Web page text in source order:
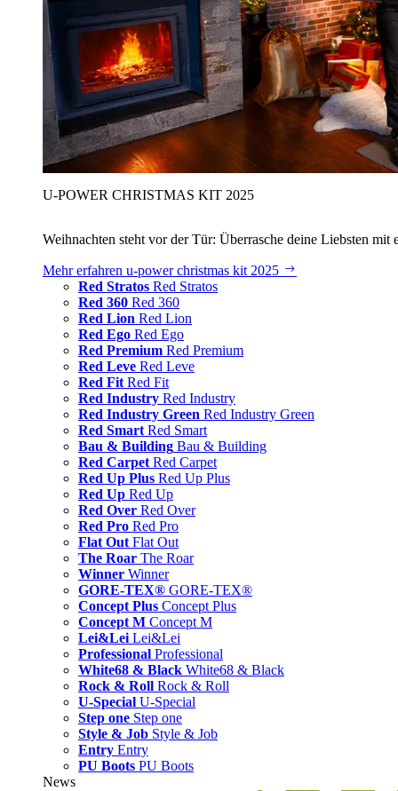
U‑POWER CHRISTMAS KIT 2025
Weihnachten steht vor der Tür: Überrasche deine Liebsten
Mehr erfahren u‑power christmas kit 2025
Red Stratos Red Stratos
Red 360 Red 360
Red Lion Red Lion
Red Ego Red Ego
Red Premium Red Premium
Red Leve Red Leve
Red Fit Red Fit
Red Industry Red Industry
Red Industry Green Red Industry Green
Red Smart Red Smart
Bau & Building Bau & Building
Red Carpet Red Carpet
Red Up Plus Red Up Plus
Red Up Red Up
Red Over Red Over
Red Pro Red Pro
Flat Out Flat Out
The Roar The Roar
Winner Winner
GORE-TEX® GORE-TEX®
Concept Plus Concept Plus
Concept M Concept M
Lei&Lei Lei&Lei
Professional Professional
White68 & Black White68 & Black
Rock & Roll Rock & Roll
U-Special U-Special
Step one Step one
Style & Job Style & Job
Entry Entry
PU Boots PU Boots
News